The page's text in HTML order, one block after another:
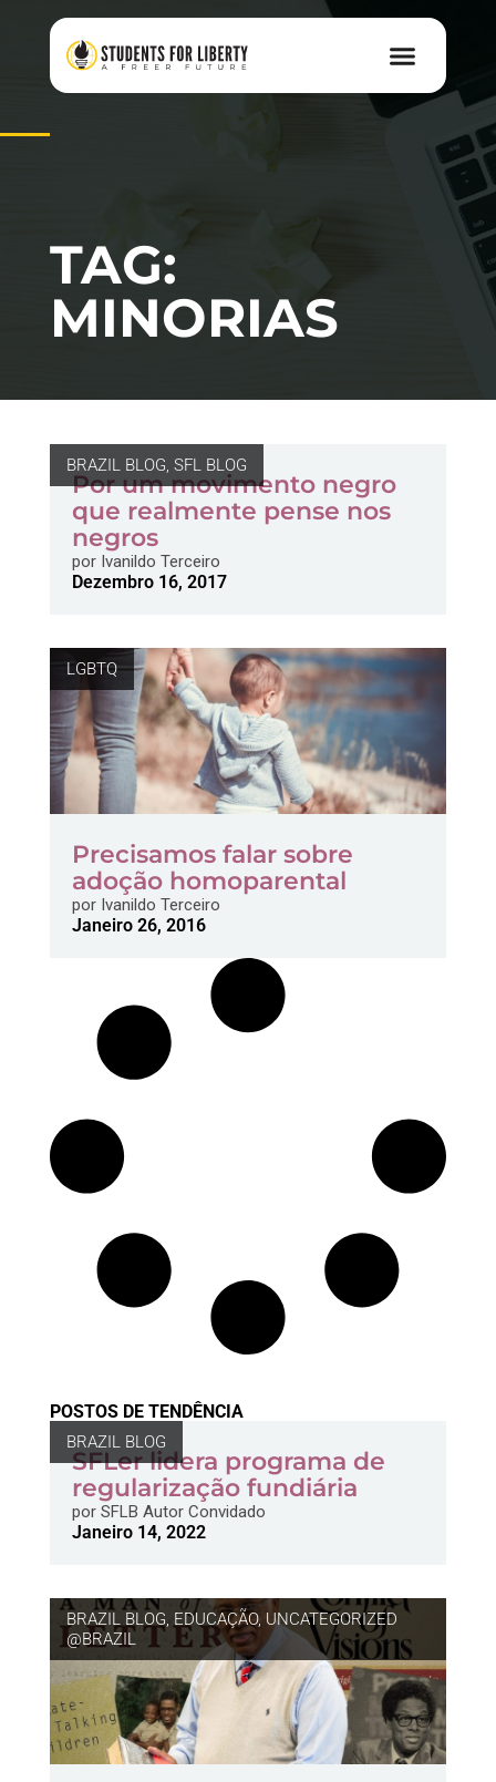
TAG:
MINORIAS
BRAZIL BLOG, SFL BLOG
Por um movimento negro
que realmente pense nos
negros
porIvanildo Terceiro
Dezembro 16, 2017
LGBTQ
Precisamos falar sobre
adoção homoparental
porIvanildo Terceiro
Janeiro 26, 2016
POSTOS DE TENDÊNCIA
BRAZIL BLOG
SFLer lidera programa de
regularização fundiária
porSFLB Autor Convidado
Janeiro 14, 2022
BRAZIL BLOG, EDUCAÇÃO, UNCATEGORIZED
@BRAZIL